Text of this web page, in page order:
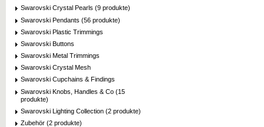
Swarovski Crystal Pearls (9 produkte)
Swarovski Pendants (56 produkte)
Swarovski Plastic Trimmings
Swarovski Buttons
Swarovski Metal Trimmings
Swarovski Crystal Mesh
Swarovski Cupchains & Findings
Swarovski Knobs, Handles & Co (15
produkte)
Swarovski Lighting Collection (2 produkte)
Zubehör (2 produkte)